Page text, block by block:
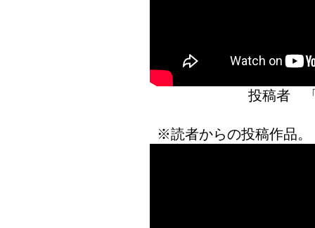
投稿者
※読者からの投稿作品